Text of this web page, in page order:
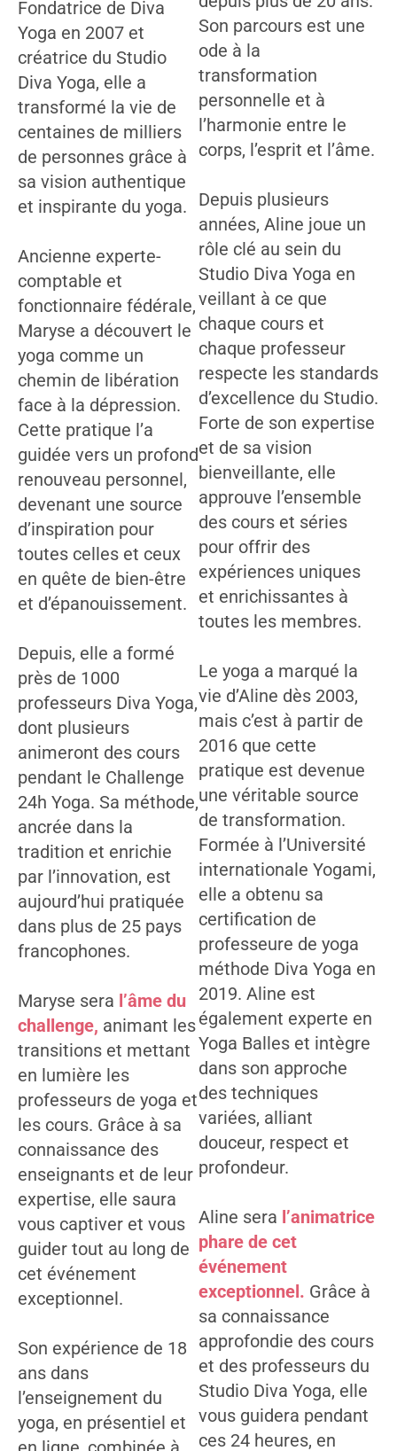
Fondatrice de Diva
Yoga en 2007 et
créatrice du Studio
Diva Yoga, elle a
transformé la vie de
centaines de milliers
de personnes grâce à
sa vision authentique
et inspirante du yoga.
Ancienne experte-
comptable et
fonctionnaire fédérale,
Maryse a découvert le
yoga comme un
chemin de libération
face à la dépression.
Cette pratique l’a
guidée vers un profond
renouveau personnel,
devenant une source
d’inspiration pour
toutes celles et ceux
en quête de bien-être
et d’épanouissement.
Depuis, elle a formé
près de 1000
professeurs Diva Yoga,
dont plusieurs
animeront des cours
pendant le Challenge
24h Yoga. Sa méthode,
ancrée dans la
tradition et enrichie
par l’innovation, est
aujourd’hui pratiquée
dans plus de 25 pays
francophones.
Maryse sera l’âme du
challenge, animant les
transitions et mettant
en lumière les
professeurs de yoga et
les cours. Grâce à sa
connaissance des
enseignants et de leur
expertise, elle saura
vous captiver et vous
guider tout au long de
cet événement
exceptionnel.
Son expérience de 18
ans dans
l’enseignement du
yoga, en présentiel et
Son parcours est une
ode à la
transformation
personnelle et à
l’harmonie entre le
corps, l’esprit et l’âme.
Depuis plusieurs
années, Aline joue un
rôle clé au sein du
Studio Diva Yoga en
veillant à ce que
chaque cours et
chaque professeur
respecte les standards
d’excellence du Studio.
Forte de son expertise
et de sa vision
bienveillante, elle
approuve l’ensemble
des cours et séries
pour offrir des
expériences uniques
et enrichissantes à
toutes les membres.
Le yoga a marqué la
vie d’Aline dès 2003,
mais c’est à partir de
2016 que cette
pratique est devenue
une véritable source
de transformation.
Formée à l’Université
internationale Yogami,
elle a obtenu sa
certification de
professeure de yoga
méthode Diva Yoga en
2019. Aline est
également experte en
Yoga Balles et intègre
dans son approche
des techniques
variées, alliant
douceur, respect et
profondeur.
Aline sera l’animatrice
phare de cet
événement
exceptionnel. Grâce à
sa connaissance
approfondie des cours
et des professeurs du
Studio Diva Yoga, elle
vous guidera pendant
ces 24 heures, en